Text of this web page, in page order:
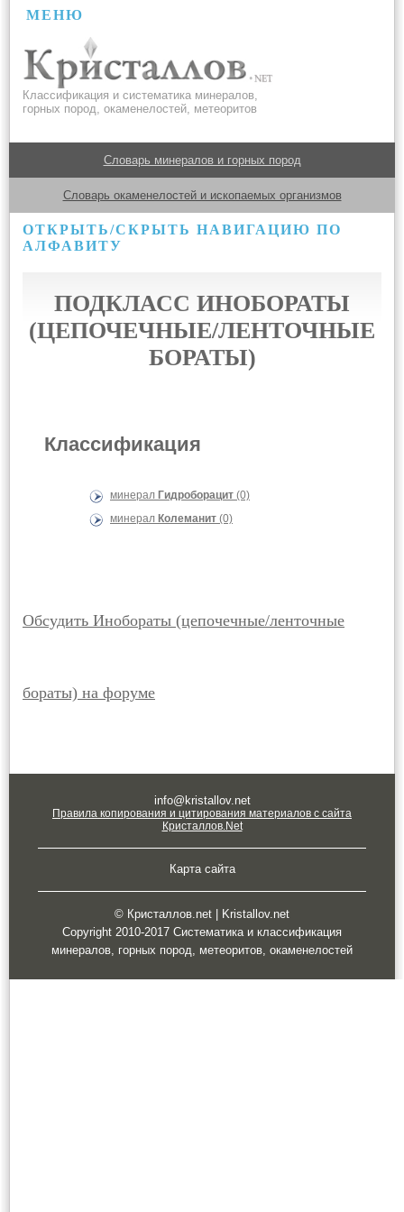
МЕНЮ
Классификация и систематика минералов,
горных пород, окаменелостей, метеоритов
Словарь минералов и горных пород
Словарь окаменелостей и ископаемых организмов
ОТКРЫТЬ/СКРЫТЬ НАВИГАЦИЮ ПО
АЛФАВИТУ
ПОДКЛАСС ИНОБОРАТЫ
(ЦЕПОЧЕЧНЫЕ/ЛЕНТОЧНЫЕ
БОРАТЫ)
Классификация
минерал Гидроборацит (0)
минерал Колеманит (0)
Обсудить Инобораты (цепочечные/ленточные
бораты) на форуме
info@kristallov.net
Правила копирования и цитирования материалов с сайта
Кристаллов.Net
Карта сайта
© Кристаллов.net | Kristallov.net
Copyright 2010-2017 Систематика и классификация
минералов, горных пород, метеоритов, окаменелостей